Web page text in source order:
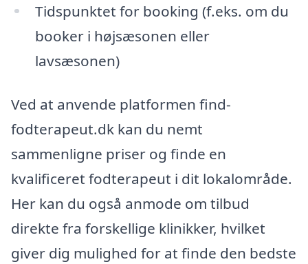
Tidspunktet for booking (f.eks. om du
booker i højsæsonen eller
lavsæsonen)
Ved at anvende platformen find-
fodterapeut.dk kan du nemt
sammenligne priser og finde en
kvalificeret fodterapeut i dit lokalområde.
Her kan du også anmode om tilbud
direkte fra forskellige klinikker, hvilket
giver dig mulighed for at finde den bedste